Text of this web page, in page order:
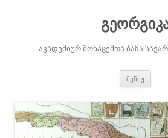
აკადემიურ მონაცემთა ბაზა
მენიუ